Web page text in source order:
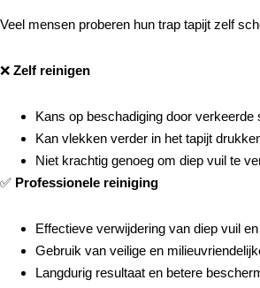
Veel mensen proberen hun trap tapijt zelf
❌ Zelf reinigen
Kans op beschadiging door verkeerde
Kan vlekken verder in het tapijt
Niet krachtig genoeg om diep vuil te
✅ Professionele reiniging
Effectieve verwijdering van diep vuil
Gebruik van veilige en
Langdurig resultaat en betere